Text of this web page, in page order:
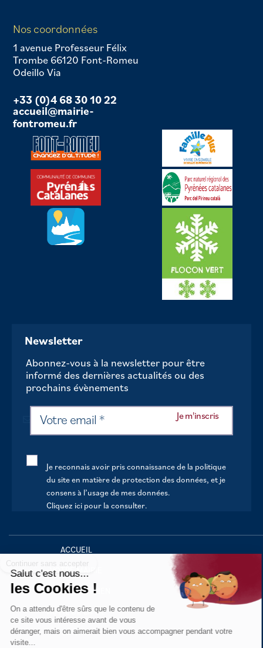
Nos coordonnées
1 avenue Professeur Félix
Trombe 66120 Font-Romeu
Odeillo Via
+33 (0)4 68 30 10 22
accueil@mairie-
fontromeu.fr
Newsletter
Abonnez-vous à la newsletter pour être
informé des dernières actualités ou des
prochains évènements
Je reconnais avoir pris connaissance de la politique
du site en matière de protection des données, et je
consens à l’usage de mes données.
Cliquez ici pour la consulter.
ACCUEIL
VOTRE MAIRIE
VOTRE QUOTIDIEN
AU FIL DE LA VIE
LOISIRS
Salut c'est nous...
les Cookies !
On a attendu d'être sûrs que le contenu de
ce site vous intéresse avant de vous
déranger, mais on aimerait bien vous accompagner pendant votre
visite...